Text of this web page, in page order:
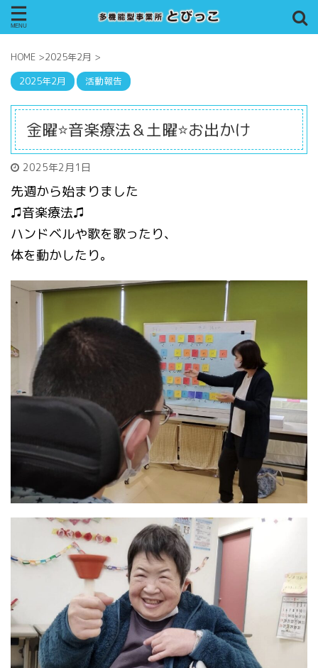
HOME >2025年2月 >
2025年2月
活動報告
金曜⭐音楽療法＆土曜⭐お出かけ
2025年2月1日
先週から始まりました
♫音楽療法♫
ハンドベルや歌を歌ったり、
体を動かしたり。